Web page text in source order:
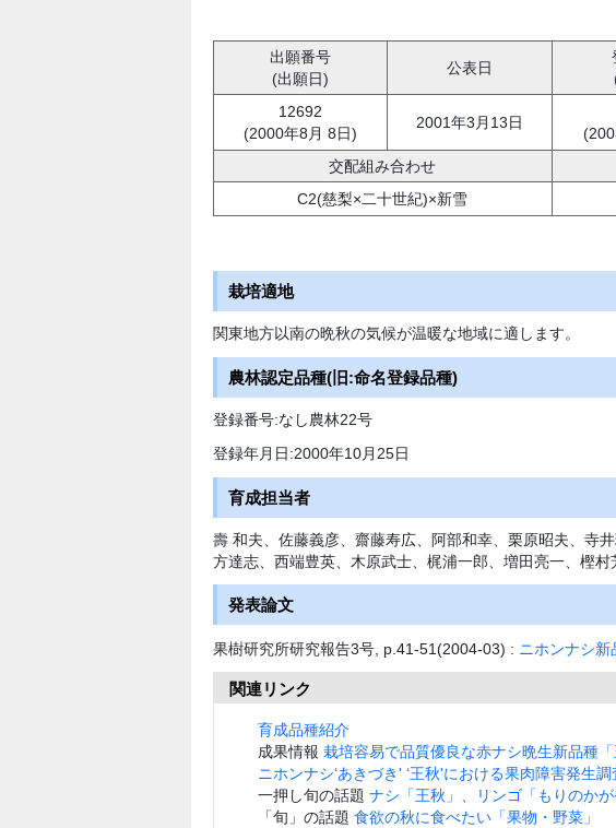
出願番号
(出願日)
公表日
12692
(2000年8月 8日)
2001年3月13日
交配組み合わせ
C2(慈梨×二十世紀)×新雪
栽培適地
関東地方以南の晩秋の気候が温暖な地域に適します。
農林認定品種(旧:命名登録品種)
登録番号:なし農林22号
登録年月日:2000年10月25日
育成担当者
壽 和夫、佐藤義彦、齋藤寿広、阿部和幸、栗原昭夫、寺
方達志、西端豊英、木原武士、梶浦一郎、増田亮一、樫村
発表論文
果樹研究所研究報告3号, p.41-51(2004-03) : ニホンナシ新
関連リンク
育成品種紹介
成果情報 栽培容易で品質優良な赤ナシ晩生新品種「
ニホンナシ‘あきづき' ‘王秋'における果肉障害発生調
一押し旬の話題 ナシ「王秋」、リンゴ「もりのかが
「旬」の話題 食欲の秋に食べたい「果物・野菜」